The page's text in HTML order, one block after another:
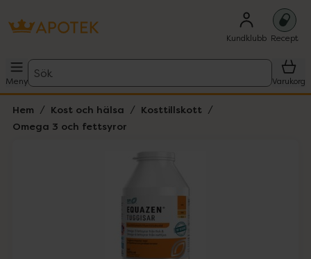
Kundklubb Recept
Meny
Sök
Varukorg
Hem Kost och hälsa
Kosttillskott
Omega 3 och fettsyror